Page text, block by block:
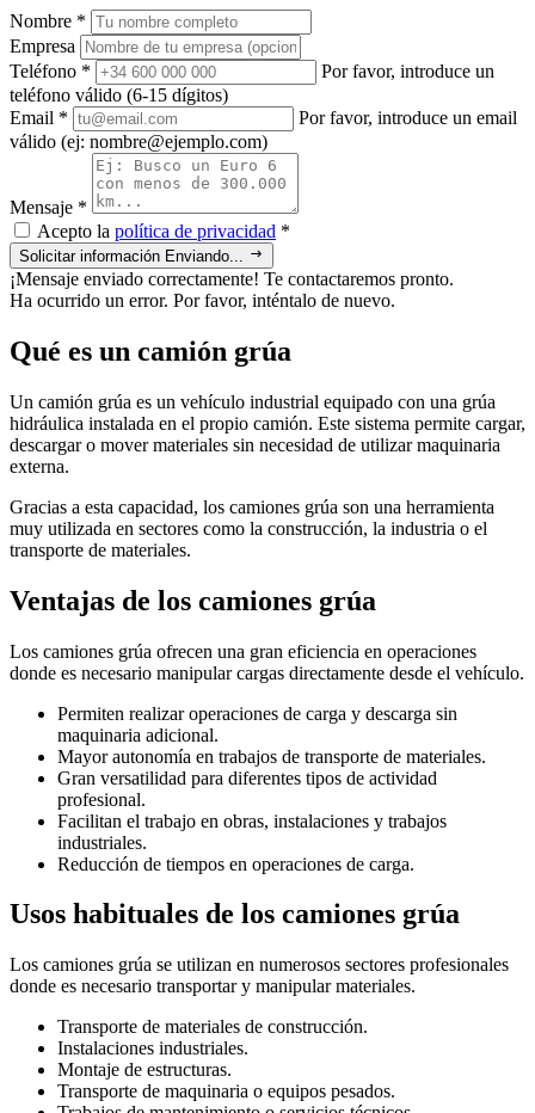
Nombre *
Empresa
Teléfono *
Por favor, introduce un
teléfono válido (6-15 dígitos)
Email *
Por favor, introduce un email
válido (ej: nombre@ejemplo.com)
Mensaje *
Acepto la política de privacidad *
Solicitar información Enviando...
¡Mensaje enviado correctamente! Te contactaremos pronto.
Ha ocurrido un error. Por favor, inténtalo de nuevo.
Qué es un camión grúa
Un camión grúa es un vehículo industrial equipado con una grúa
hidráulica instalada en el propio camión. Este sistema permite cargar,
descargar o mover materiales sin necesidad de utilizar maquinaria
externa.
Gracias a esta capacidad, los camiones grúa son una herramienta
muy utilizada en sectores como la construcción, la industria o el
transporte de materiales.
Ventajas de los camiones grúa
Los camiones grúa ofrecen una gran eficiencia en operaciones
donde es necesario manipular cargas directamente desde el vehículo.
Permiten realizar operaciones de carga y descarga sin
maquinaria adicional.
Mayor autonomía en trabajos de transporte de materiales.
Gran versatilidad para diferentes tipos de actividad
profesional.
Facilitan el trabajo en obras, instalaciones y trabajos
industriales.
Reducción de tiempos en operaciones de carga.
Usos habituales de los camiones grúa
Los camiones grúa se utilizan en numerosos sectores profesionales
donde es necesario transportar y manipular materiales.
Transporte de materiales de construcción.
Instalaciones industriales.
Montaje de estructuras.
Transporte de maquinaria o equipos pesados.